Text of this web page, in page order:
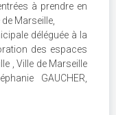
à prendre en
Marseille,
déléguée à la
des espaces
, Ville de Marseille
GAUCHER,